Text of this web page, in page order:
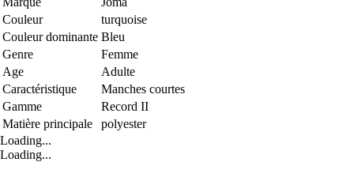
Couleur
turquoise
Couleur dominante Bleu
Genre
Femme
Age
Adulte
Caractéristique
Manches courtes
Gamme
Record II
Matière principale
polyester
Loading...
Loading...